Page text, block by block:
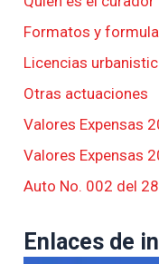
Formatos y
Licencias
Otras actuaciones
Valores Expensas
Valores Expensas
Auto No. 002 del
Enlaces de